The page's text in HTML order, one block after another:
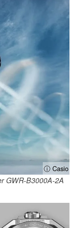
ⓘ Casio
GWR-B3000A-2A